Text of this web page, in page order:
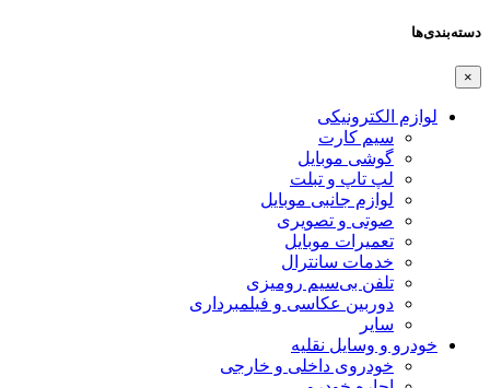
دسته‌بندی‌ها
×
لوازم الکترونیکی
سیم کارت
گوشی موبایل
لپ تاپ و تبلت
لوازم جانبی موبایل
صوتی و تصویری
تعمیرات موبایل
خدمات سانترال
تلفن بی‌سیم رومیزی
دوربین عکاسی و فیلمبرداری
سایر
خودرو و وسایل نقلیه
خودروی داخلی و خارجی